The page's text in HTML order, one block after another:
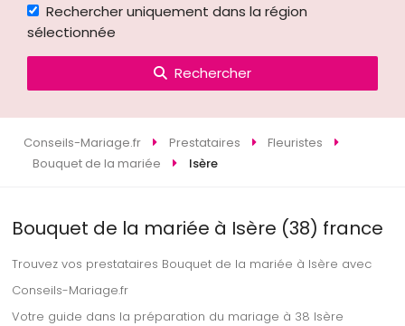
Rechercher uniquement dans la région
sélectionnée
Rechercher
Conseils-Mariage.fr Prestataires
Fleuristes
Bouquet de la mariée
Isère
Bouquet de la mariée à Isère (38) france
Trouvez vos prestataires Bouquet de la mariée à Isère avec
Conseils-Mariage.fr
Votre guide dans la préparation du mariage à 38 Isère